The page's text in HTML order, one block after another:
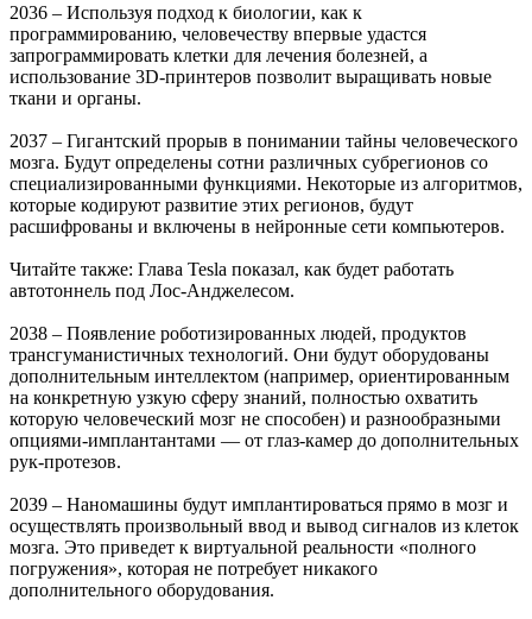
2036 – Используя подход к биологии, как к
программированию, человечеству впервые удастся
запрограммировать клетки для лечения болезней, а
использование 3D-принтеров позволит выращивать новые
ткани и органы.
2037 – Гигантский прорыв в понимании тайны человеческого
мозга. Будут определены сотни различных субрегионов со
специализированными функциями. Некоторые из алгоритмов,
которые кодируют развитие этих регионов, будут
расшифрованы и включены в нейронные сети компьютеров.
Читайте также: Глава Tesla показал, как будет работать
автотоннель под Лос-Анджелесом.
2038 – Появление роботизированных людей, продуктов
трансгуманистичных технологий. Они будут оборудованы
дополнительным интеллектом (например, ориентированным
на конкретную узкую сферу знаний, полностью охватить
которую человеческий мозг не способен) и разнообразными
опциями-имплантантами — от глаз-камер до дополнительных
рук-протезов.
2039 – Наномашины будут имплантироваться прямо в мозг и
осуществлять произвольный ввод и вывод сигналов из клеток
мозга. Это приведет к виртуальной реальности «полного
погружения», которая не потребует никакого
дополнительного оборудования.